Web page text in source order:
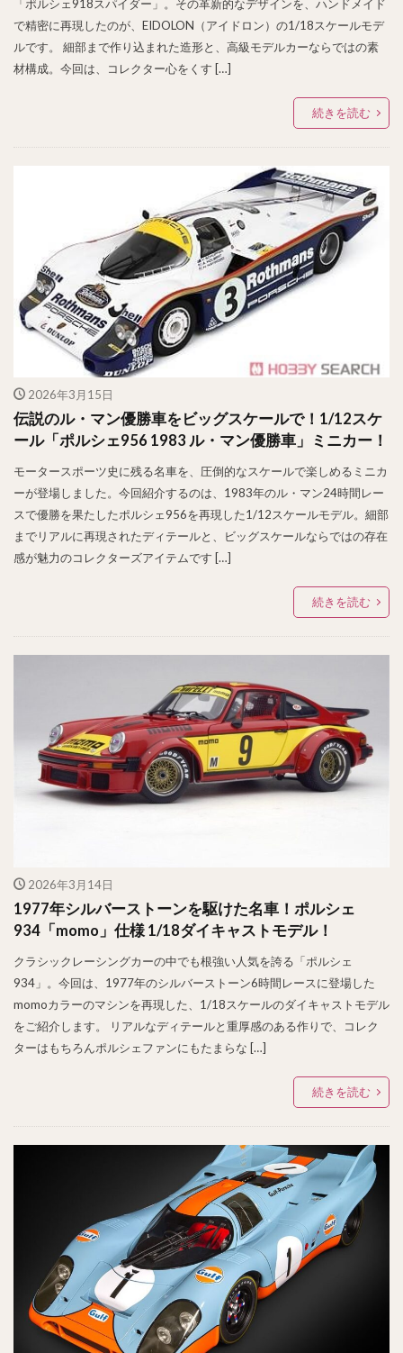
「ポルシェ918スパイダー」。その革新的なデザインを、ハンドメイド
で精密に再現したのが、EIDOLON（アイドロン）の1/18スケールモデ
ルです。 細部まで作り込まれた造形と、高級モデルカーならではの素
材構成。今回は、コレクター心をくす […]
続きを読む
2026年3月15日
伝説のル・マン優勝車をビッグスケールで！1/12スケ
ール「ポルシェ956 1983 ル・マン優勝車」ミニカー！
モータースポーツ史に残る名車を、圧倒的なスケールで楽しめるミニカ
ーが登場しました。今回紹介するのは、1983年のル・マン24時間レー
スで優勝を果たしたポルシェ956を再現した1/12スケールモデル。細部
までリアルに再現されたディテールと、ビッグスケールならではの存在
感が魅力のコレクターズアイテムです […]
続きを読む
2026年3月14日
1977年シルバーストーンを駆けた名車！ポルシェ
934「momo」仕様 1/18ダイキャストモデル！
クラシックレーシングカーの中でも根強い人気を誇る「ポルシェ
934」。今回は、1977年のシルバーストーン6時間レースに登場した
momoカラーのマシンを再現した、1/18スケールのダイキャストモデル
をご紹介します。 リアルなディテールと重厚感のある作りで、コレク
ターはもちろんポルシェファンにもたまらな […]
続きを読む